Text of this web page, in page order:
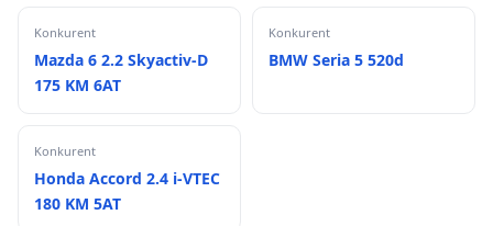
Konkurent
Mazda 6 2.2 Skyactiv-D
175 KM 6AT
Konkurent
BMW Seria 5 520d
Konkurent
Honda Accord 2.4 i-VTEC
180 KM 5AT